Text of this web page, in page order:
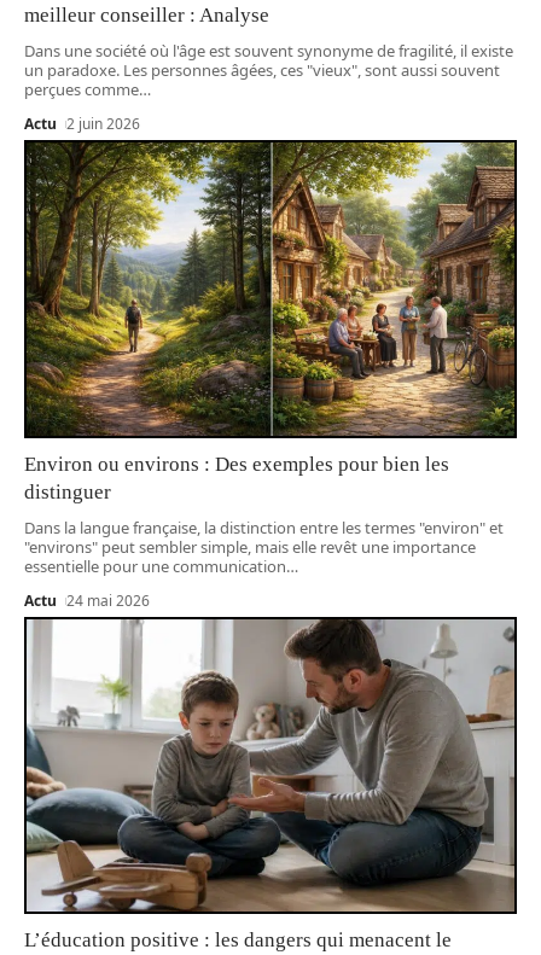
meilleur conseiller : Analyse
Dans une société où l'âge est souvent synonyme de fragilité, il existe
un paradoxe. Les personnes âgées, ces "vieux", sont aussi souvent
perçues comme…
Actu 2 juin 2026
Environ ou environs : Des exemples pour bien les
distinguer
Dans la langue française, la distinction entre les termes "environ" et
"environs" peut sembler simple, mais elle revêt une importance
essentielle pour une communication…
Actu 24 mai 2026
L’éducation positive : les dangers qui menacent le